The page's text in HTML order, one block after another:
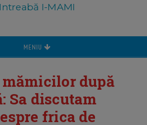
Intreabă I-MAMI
MENIU
după
Sa discutam
frica de